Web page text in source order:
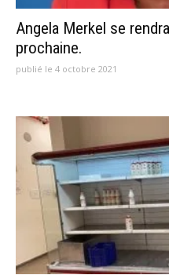
Angela Merkel se
prochaine.
publié le 4 octobre 2021